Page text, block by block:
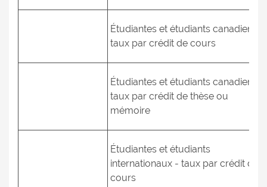
Étudiantes et étudiants canadiens -
taux par crédit de cours
Étudiantes et étudiants canadiens -
taux par crédit de thèse ou
mémoire
Étudiantes et étudiants
internationaux - taux par crédit de
cours